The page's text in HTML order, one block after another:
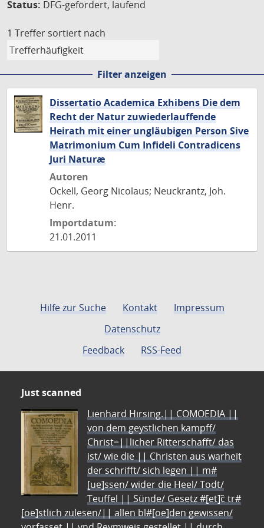
Status: DFG-gefördert, laufend
1 Treffer sortiert nach
Filter anzeigen
Dissertatio Academica Exhibens Die dem
Recht der Natur zuwiederlauffende
Heirath mit einer ungläubigen Person Sive
Matrimonium Cum Infideli Contradicens
Juri Naturæ
Autoren
Ockell, Georg Nicolaus; Neuckrantz, Joh.
Henr.
Importdatum:
21.01.2011
Hilfe zur Suche Kontakt
Impressum
Datenschutz
Feedback
RSS-Feed
Just scanned
Lienhard Hirsing.|| COMOEDIA ||
von dem geystlichen kampff/
Christ=||licher Ritterschafft/ das
ist/ wie die || Christen aus warheit
der schrifft/ sich legen || m#
[ue]ssen/ wider die Heel/ Todt/
Teuffel || Sünde/ Gesetz #[et]c̃ tr#
[oe]stlich zulesen/|| allen bl#[oe]den gewissen/